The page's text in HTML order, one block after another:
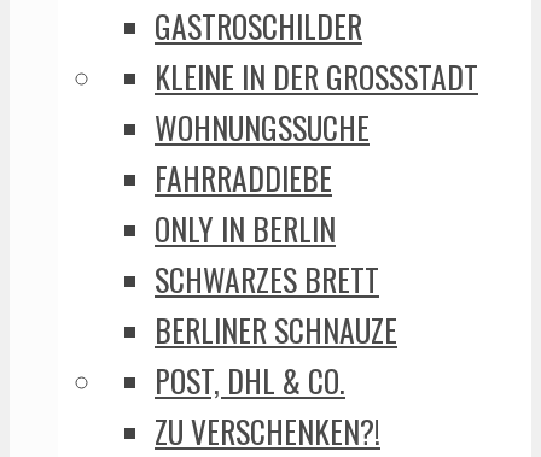
GASTROSCHILDER
KLEINE IN DER GROSSSTADT
WOHNUNGSSUCHE
FAHRRADDIEBE
ONLY IN BERLIN
SCHWARZES BRETT
BERLINER SCHNAUZE
POST, DHL & CO.
ZU VERSCHENKEN?!